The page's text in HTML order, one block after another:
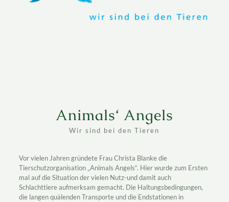
Animals‘ Angels
Wir sind bei den Tieren
Vor vielen Jahren gründete Frau Christa Blanke die
Tierschutzorganisation „Animals Angels“. Hier wurde zum Ersten
mal auf die Situation der vielen Nutz-und damit auch
Schlachttiere aufmerksam gemacht. Die Haltungsbedingungen,
die langen quälenden Transporte und die Endstationen in